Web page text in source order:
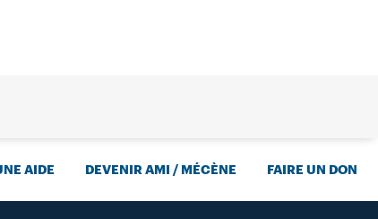
AIDE DEVENIR AMI / MÉCÈNE FAIRE UN DON